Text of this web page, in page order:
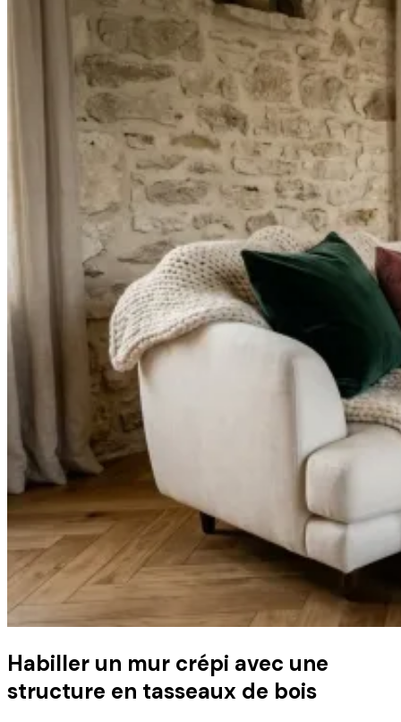
Habiller un mur crépi avec une
structure en tasseaux de bois